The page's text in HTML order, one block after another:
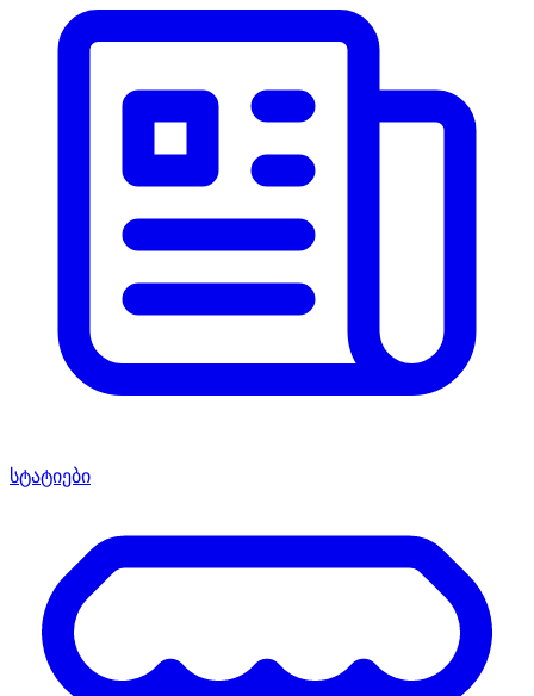
სტატიები